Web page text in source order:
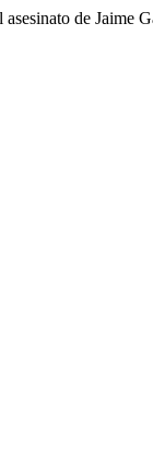
de Jaime